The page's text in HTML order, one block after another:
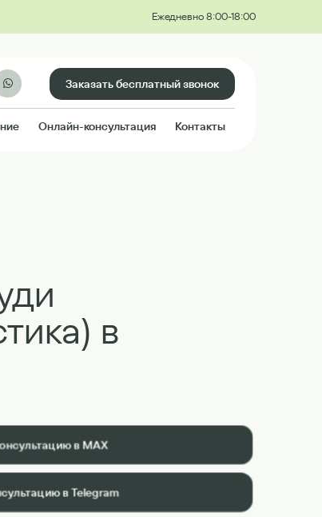
Ежедневно 8:00-18:00
Заказать бесплатный звонок
Онлайн-консультация Контакты
в
в MAX
в Telegram